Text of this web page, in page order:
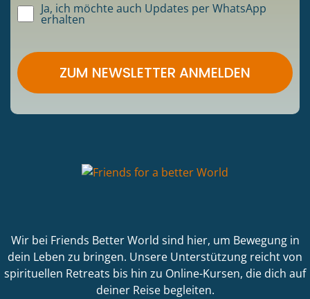
Ja, ich möchte auch Updates per WhatsApp
erhalten
ZUM NEWSLETTER ANMELDEN
Wir bei Friends Better World sind hier, um Bewegung in
dein Leben zu bringen. Unsere Unterstützung reicht von
spirituellen Retreats bis hin zu Online-Kursen, die dich auf
deiner Reise begleiten.